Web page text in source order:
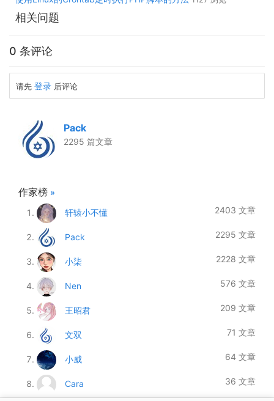
相关问题
0 条评论
请先 登录 后评论
Pack
2295 篇文章
作家榜 »
轩辕小不懂
2403 文章
Pack 2295 文章
小柒 2228 文章
Nen 576 文章
王昭君 209 文章
文双 71 文章
小威 64 文章
Cara 36 文章